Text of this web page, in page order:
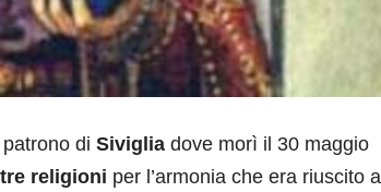
patrono di Siviglia dove morì il 30 maggio
religioni per l’armonia che era riuscito a